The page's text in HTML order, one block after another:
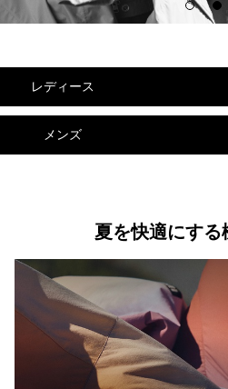
夏を快適にする